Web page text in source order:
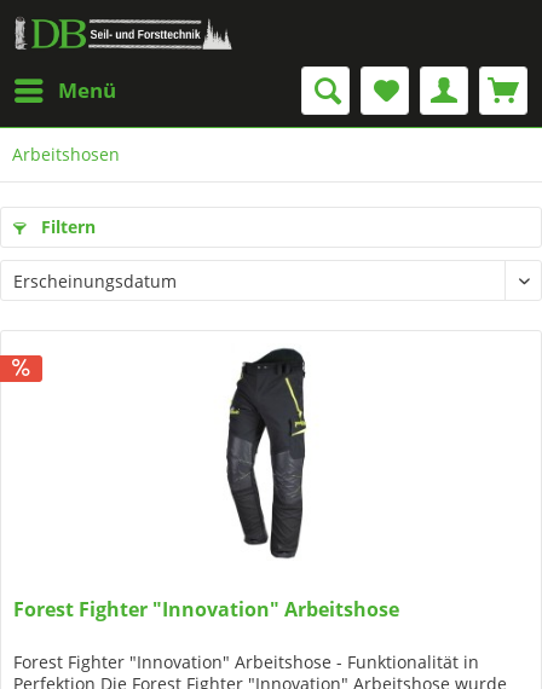
Menü
Arbeitshosen
Filtern
Forest Fighter "Innovation" Arbeitshose
Forest Fighter "Innovation" Arbeitshose - Funktionalität in
Perfektion Die Forest Fighter "Innovation" Arbeitshose wurde